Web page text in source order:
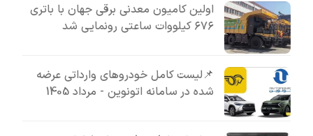
اولین کامیون معدنی برقی جهان با باتری
۶۷۶ کیلووات ساعتی رونمایی شد
📌لیست کامل خودروهای وارداتی عرضه
شده در سامانه اتونوین - مرداد 1405